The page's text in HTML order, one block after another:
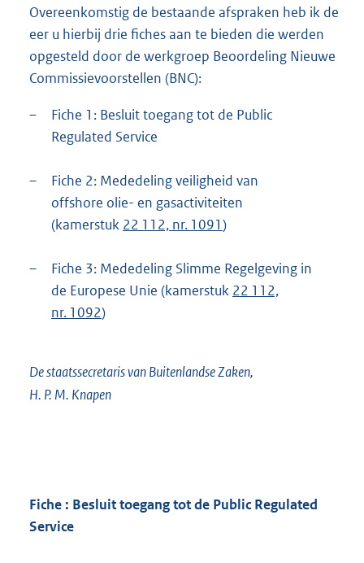
Overeenkomstig de bestaande afspraken heb ik de
eer u hierbij drie fiches aan te bieden die werden
opgesteld door de werkgroep Beoordeling Nieuwe
Commissievoorstellen (BNC):
–
Fiche 1: Besluit toegang tot de Public
Regulated Service
–
Fiche 2: Mededeling veiligheid van
offshore olie- en gasactiviteiten
(kamerstuk 22 112, nr. 1091)
–
Fiche 3: Mededeling Slimme Regelgeving in
de Europese Unie (kamerstuk 22 112,
nr. 1092)
De staatssecretaris van Buitenlandse Zaken,
H. P. M. Knapen
Fiche : Besluit toegang tot de Public Regulated
Service